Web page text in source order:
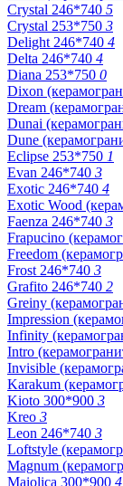
Crystal 246*740 5
Crystal 253*750 3
Delight 246*740 4
Delta 246*740 4
Diana 253*750 0
Dixon
Dream
Dunai
Dune
Eclipse 253*750 1
Evan 246*740 3
Exotic 246*740 4
Exotic Wood
Faenza 246*740 3
Frapucino
Freedom
Frost 246*740 3
Grafito 246*740 2
Greiny
Impression
Infinity
Intro
Invisible
Karakum
Kioto 300*900 3
Kreo 3
Leon 246*740 3
Loftstyle
Magnum
Maiolica 300*900 4